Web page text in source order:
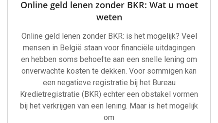
Online geld lenen zonder BKR: Wat u moet
weten
Online geld lenen zonder BKR: is het mogelijk? Veel
mensen in België staan voor financiële uitdagingen
en hebben soms behoefte aan een snelle lening om
onverwachte kosten te dekken. Voor sommigen kan
een negatieve registratie bij het Bureau
Kredietregistratie (BKR) echter een obstakel vormen
bij het verkrijgen van een lening. Maar is het mogelijk
om